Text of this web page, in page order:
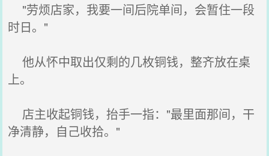
"劳烦店家，我要一间后院单间，会暂住一段
时日。"
他从怀中取出仅剩的几枚铜钱，整齐放在桌
上。
店主收起铜钱，抬手一指："最里面那间，干
净清静，自己收拾。"